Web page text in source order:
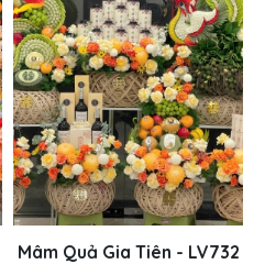
Mâm Quả Gia Tiên - LV732